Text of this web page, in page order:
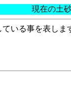
現在の土
いる事を表しま